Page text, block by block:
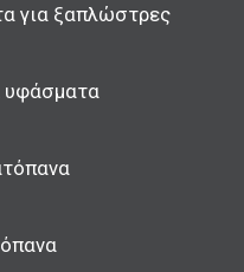
για ξαπλώστρες
υφάσματα